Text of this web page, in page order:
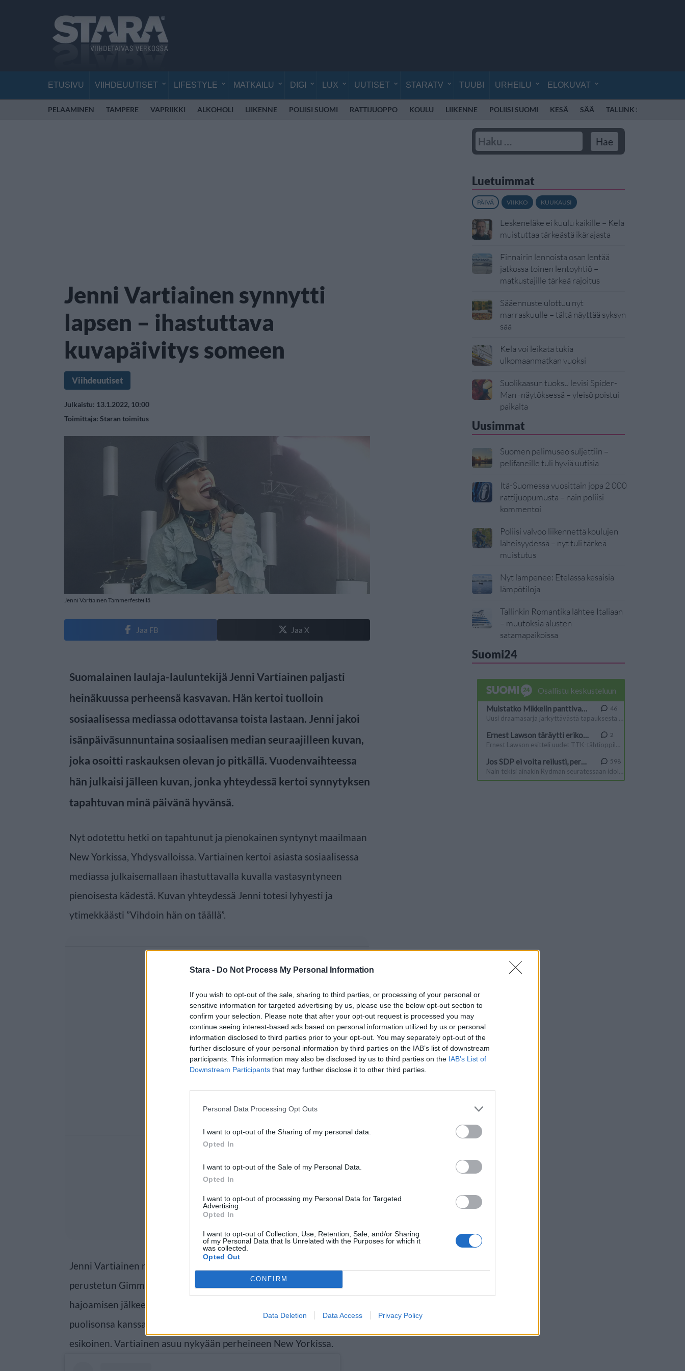
Stara - Do Not Process My Personal Information
If you wish to opt-out of the sale, sharing to third parties, or processing of your personal or
sensitive information for targeted advertising by us, please use the below opt-out section to
confirm your selection. Please note that after your opt-out request is processed you may
continue seeing interest-based ads based on personal information utilized by us or personal
information disclosed to third parties prior to your opt-out. You may separately opt-out of the
further disclosure of your personal information by third parties on the IAB’s list of downstream
participants. This information may also be disclosed by us to third parties on the IAB’s List of
Downstream Participants that may further disclose it to other third parties.
Personal Data Processing Opt Outs
I want to opt-out of the Sharing of my personal data.
Opted In
I want to opt-out of the Sale of my Personal Data.
Opted In
I want to opt-out of processing my Personal Data for Targeted
Advertising.
Opted In
I want to opt-out of Collection, Use, Retention, Sale, and/or Sharing
of my Personal Data that Is Unrelated with the Purposes for which it
was collected.
Opted Out
CONFIRM
Data Deletion Data Access Privacy Policy
ETUSIVU VIIHDEUUTISET LIFESTYLE MATKAILU DIGI LUX UUTISET STARATV TUUBI URHEILU ELOKUVAT
PELAAMINEN TAMPERE VAPRIIKKI ALKOHOLI LIIKENNE POLIISI SUOMI RATTIJUOPPO KOULU LIIKENNE POLIISI SUOMI KESÄ SÄÄ TALLINK SILJA
Jenni Vartiainen synnytti
lapsen – ihastuttava
kuvapäivitys someen
Viihdeuutiset
Julkaistu: 13.1.2022, 10:00
Toimittaja: Staran toimitus
Jenni Vartiainen Tammerfesteillä
Jaa FB Jaa X
Suomalainen laulaja-lauluntekijä Jenni Vartiainen paljasti
heinäkuussa perheensä kasvavan. Hän kertoi tuolloin
sosiaalisessa mediassa odottavansa toista lastaan. Jenni jakoi
isänpäiväsunnuntaina sosiaalisen median seuraajilleen kuvan,
joka osoitti raskauksen olevan jo pitkällä. Vuodenvaihteessa
hän julkaisi jälleen kuvan, jonka yhteydessä kertoi synnytyksen
tapahtuvan minä päivänä hyvänsä.
Nyt odotettu hetki on tapahtunut ja pienokainen syntynyt maailmaan
New Yorkissa, Yhdysvalloissa. Vartiainen kertoi asiasta sosiaalisessa
mediassa julkaisemallaan ihastuttavalla kuvalla vastasyntyneen
pienoisesta kädestä. Kuvan yhteydessä Jenni totesi lyhyesti ja
ytimekkäästi ”Vihdoin hän on täällä”.
Jenni Vartiainen nousi julkisuuteen aikoinaan Popstars-ohjelmassa
perustetun Gimmel-yhtyeen ansiosta, ja aloitti tyttöbändin
hajoamisen jälkeen menestyksekkään uran sooloartistina. Hänellä on
puolisonsa kanssa ennestään yksi lapsi, lokakuussa 2019 syntynyt
esikoinen. Vartiainen asuu nykyään perheineen New Yorkissa.
Luetuimmat
PÄIVÄ VIIKKO KUUKAUSI
Leskeneläke ei kuulu kaikille – Kela
muistuttaa tärkeästä ikärajasta
Finnairin lennoista osan lentää
jatkossa toinen lentoyhtiö –
matkustajille tärkeä rajoitus
Sääennuste ulottuu nyt
marraskuulle – tältä näyttää syksyn
sää
Kela voi leikata tukia
ulkomaanmatkan vuoksi
Suolikaasun tuoksu levisi Spider-
Man -näytöksessä – yleisö poistui
paikalta
Uusimmat
Suomen pelimuseo suljettiin –
pelifaneille tuli hyviä uutisia
Itä-Suomessa vuosittain jopa 2 000
rattijuopumusta – näin poliisi
kommentoi
Poliisi valvoo liikennettä koulujen
läheisyydessä – nyt tuli tärkeä
muistutus
Nyt lämpenee: Etelässä kesäisiä
lämpötiloja
Tallinkin Romantika lähtee Italiaan
– muutoksia alusten
satamapaikoissa
Suomi24